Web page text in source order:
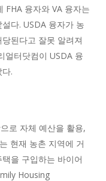
FHA 융자와 VA 융자는
다. USDA 융자가 농
된다고 잘못 알려져
얼터닷컴이 USDA 융
.
로 자체 예산을 활용,
현재 농촌 지역에 거
택을 구입하는 바이어
Housing